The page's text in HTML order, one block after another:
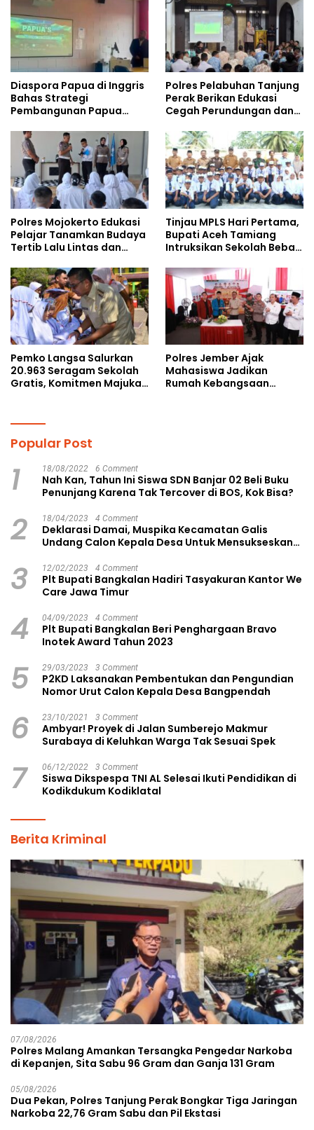
Diaspora Papua di Inggris
Bahas Strategi
Pembangunan Papua
Doktoral Internasional
Polres Pelabuhan Tanjung
Perak Berikan Edukasi
Cegah Perundungan dan
kepada Pelajar MPLS
Polres Mojokerto Edukasi
Pelajar Tanamkan Budaya
Tertib Lalu Lintas dan
Tinjau MPLS Hari Pertama,
Bupati Aceh Tamiang
Intruksikan Sekolah Bebas
Pemko Langsa Salurkan
20.963 Seragam Sekolah
Gratis, Komitmen Majukan
Polres Jember Ajak
Mahasiswa Jadikan
Rumah Kebangsaan
Popular Post
1 18/08/2022 6 Comment
Nah Kan, Tahun Ini Siswa SDN Banjar 02 Beli Buku
Penunjang Karena Tak Tercover di BOS, Kok Bisa?
2 18/04/2023 4 Comment
Deklarasi Damai, Muspika Kecamatan Galis
Undang Calon Kepala Desa Untuk Mensukseskan
3 12/02/2023 4 Comment
Plt Bupati Bangkalan Hadiri Tasyakuran Kantor We
Care Jawa Timur
4 04/09/2023 4 Comment
Plt Bupati Bangkalan Beri Penghargaan Bravo
Inotek Award Tahun 2023
5 29/03/2023 3 Comment
P2KD Laksanakan Pembentukan dan Pengundian
Nomor Urut Calon Kepala Desa Bangpendah
6 23/10/2021 3 Comment
Ambyar! Proyek di Jalan Sumberejo Makmur
Surabaya di Keluhkan Warga Tak Sesuai Spek
7 06/12/2022 3 Comment
Siswa Dikspespa TNI AL Selesai Ikuti Pendidikan di
Kodikdukum Kodiklatal
Berita Kriminal
07/08/2026
Polres Malang Amankan Tersangka Pengedar Narkoba
di Kepanjen, Sita Sabu 96 Gram dan Ganja 131 Gram
05/08/2026
Dua Pekan, Polres Tanjung Perak Bongkar Tiga Jaringan
Narkoba 22,76 Gram Sabu dan Pil Ekstasi